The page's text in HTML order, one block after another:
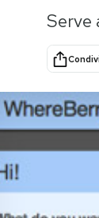
Storie/Idee
Ok Boomer!
Europa
Altrecose
Mondiali calcio
Serve